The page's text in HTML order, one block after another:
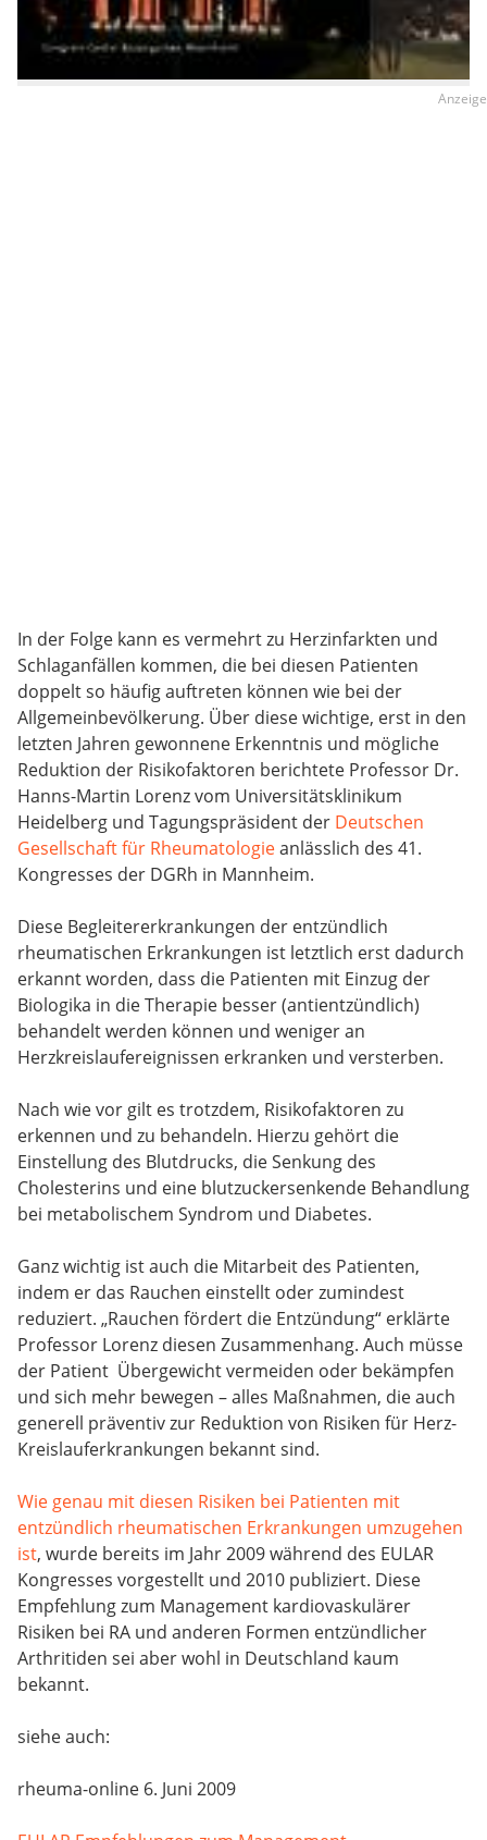
In der Folge kann es vermehrt zu Herzinfarkten und
Schlaganfällen kommen, die bei diesen Patienten
doppelt so häufig auftreten können wie bei der
Allgemeinbevölkerung. Über diese wichtige, erst in den
letzten Jahren gewonnene Erkenntnis und mögliche
Reduktion der Risikofaktoren berichtete Professor Dr.
Hanns-Martin Lorenz vom Universitätsklinikum
Heidelberg und Tagungspräsident der Deutschen
Gesellschaft für Rheumatologieanlässlich des 41.
Kongresses der DGRh in Mannheim.
Diese Begleitererkrankungen der entzündlich
rheumatischen Erkrankungen ist letztlich erst dadurch
erkannt worden, dass die Patienten mit Einzug der
Biologika in die Therapie besser (antientzündlich)
behandelt werden können und weniger an
Herzkreislaufereignissen erkranken und versterben.
Nach wie vor gilt es trotzdem, Risikofaktoren zu
erkennen und zu behandeln. Hierzu gehört die
Einstellung des Blutdrucks, die Senkung des
Cholesterins und eine blutzuckersenkende Behandlung
bei metabolischem Syndrom und Diabetes.
Ganz wichtig ist auch die Mitarbeit des Patienten,
indem er das Rauchen einstellt oder zumindest
reduziert. „Rauchen fördert die Entzündung“ erklärte
Professor Lorenz diesen Zusammenhang. Auch müsse
der Patient Übergewicht vermeiden oder bekämpfen
und sich mehr bewegen – alles Maßnahmen, die auch
generell präventiv zur Reduktion von Risiken für Herz-
Kreislauferkrankungen bekannt sind.
Wie genau mit diesen Risiken bei Patienten mit
entzündlich rheumatischen Erkrankungen umzugehen
ist, wurde bereits im Jahr 2009 während des EULAR
Kongresses vorgestellt und 2010 publiziert. Diese
Empfehlung zum Management kardiovaskulärer
Risiken bei RA und anderen Formen entzündlicher
Arthritiden sei aber wohl in Deutschland kaum
bekannt.
siehe auch:
rheuma-online 6. Juni 2009